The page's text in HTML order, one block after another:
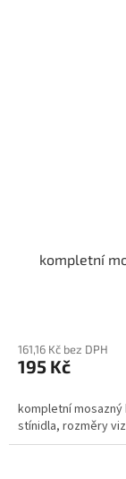
kompletní
161,16 Kč bez DPH
195 Kč
kompletní
stínidla, rozměry